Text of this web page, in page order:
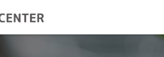
新潟市にお住まいの方へ ご希望の中古車を日本